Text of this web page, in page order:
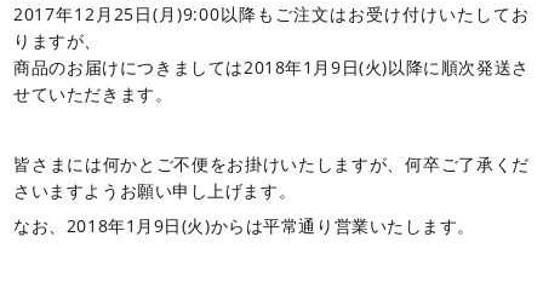
2017年12月25日(月)9:00以降もご注文はお受け付けいたしてお
りますが、
商品のお届けにつきましては2018年1月9日(火)以降に順次発送さ
せていただきます。
皆さまには何かとご不便をお掛けいたしますが、何卒ご了承くだ
さいますようお願い申し上げます。
なお、2018年1月9日(火)からは平常通り営業いたします。